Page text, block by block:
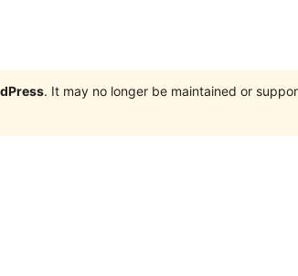
. It may no longer be maintained or